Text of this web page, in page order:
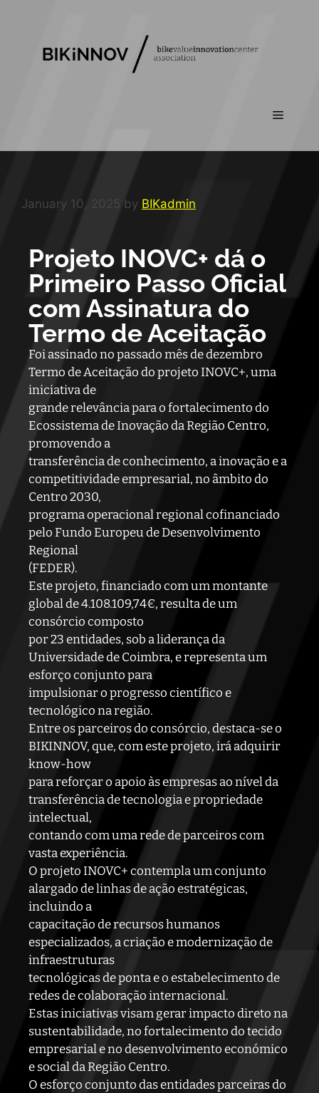
January 10, 2025 by BIKadmin
Projeto INOVC+ dá o
Primeiro Passo Oficial
com Assinatura do
Termo de Aceitação
Foi assinado no passado mês de dezembro
Termo de Aceitação do projeto INOVC+, uma
iniciativa de
grande relevância para o fortalecimento do
Ecossistema de Inovação da Região Centro,
promovendo a
transferência de conhecimento, a inovação e a
competitividade empresarial, no âmbito do
Centro 2030,
programa operacional regional cofinanciado
pelo Fundo Europeu de Desenvolvimento
Regional
(FEDER).
Este projeto, financiado com um montante
global de 4.108.109,74€, resulta de um
consórcio composto
por 23 entidades, sob a liderança da
Universidade de Coimbra, e representa um
esforço conjunto para
impulsionar o progresso científico e
tecnológico na região.
Entre os parceiros do consórcio, destaca-se o
BIKINNOV, que, com este projeto, irá adquirir
know-how
para reforçar o apoio às empresas ao nível da
transferência de tecnologia e propriedade
intelectual,
contando com uma rede de parceiros com
vasta experiência.
O projeto INOVC+ contempla um conjunto
alargado de linhas de ação estratégicas,
incluindo a
capacitação de recursos humanos
especializados, a criação e modernização de
infraestruturas
tecnológicas de ponta e o estabelecimento de
redes de colaboração internacional.
Estas iniciativas visam gerar impacto direto na
sustentabilidade, no fortalecimento do tecido
empresarial e no desenvolvimento económico
e social da Região Centro.
O esforço conjunto das entidades parceiras do